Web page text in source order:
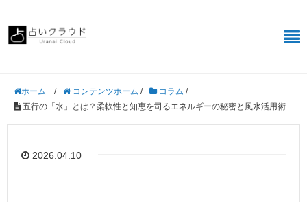
ホーム / コンテンツホーム / コラム /
五行の「水」とは？柔軟性と知恵を司るエネルギーの秘密と風水活用術
2026.04.10